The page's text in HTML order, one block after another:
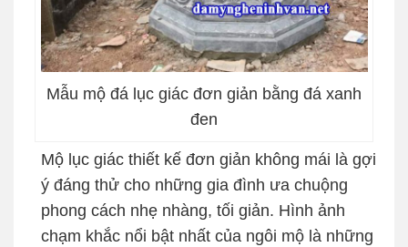
Mẫu mộ đá lục giác đơn giản bằng đá xanh
đen
Mộ lục giác thiết kế đơn giản không mái là gợi
ý đáng thử cho những gia đình ưa chuộng
phong cách nhẹ nhàng, tối giản. Hình ảnh
chạm khắc nổi bật nhất của ngôi mộ là những